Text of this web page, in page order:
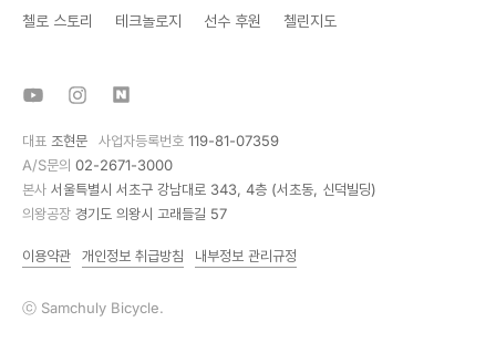
첼로 스토리 테크놀로지 선수 후원 첼린지도
대표 조현문 사업자등록번호 119-81-07359
A/S문의 02-2671-3000
본사 서울특별시 서초구 강남대로 343, 4층 (서초동, 신덕빌딩)
의왕공장 경기도 의왕시 고래들길 57
이용약관 개인정보 취급방침 내부정보 관리규정
ⓒ Samchuly Bicycle.